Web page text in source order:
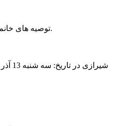
توصیه های خانم دکتر راهنمایی خوبی بود و فکر می کنم که این بلندگو انتخاب من نیست.
شیرازی در تاریخ: سه شنبه 13 آذر 1403 ، ساعت 04:09 ق ظ